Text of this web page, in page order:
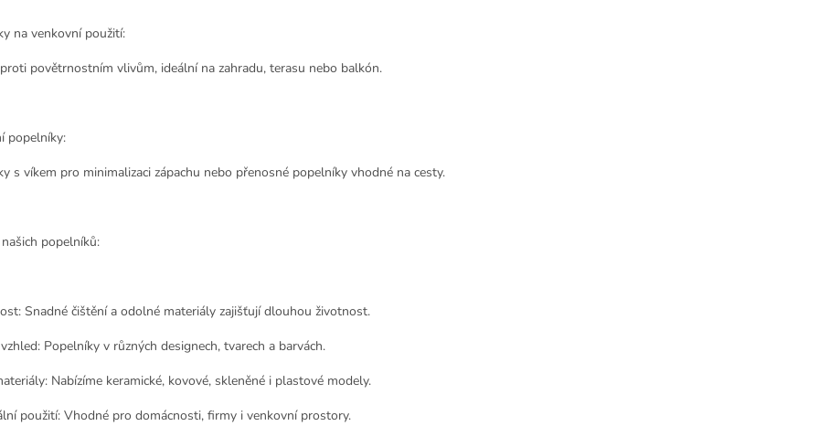
na venkovní použití:
povětrnostním vlivům, ideální na zahradu, terasu nebo balkón.
popelníky:
s víkem pro minimalizaci zápachu nebo přenosné popelníky vhodné na cesty.
popelníků:
Snadné čištění a odolné materiály zajišťují dlouhou životnost.
Popelníky v různých designech, tvarech a barvách.
Nabízíme keramické, kovové, skleněné i plastové modely.
použití: Vhodné pro domácnosti, firmy i venkovní prostory.